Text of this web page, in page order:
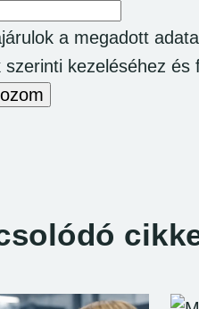
címed
a megadott
szerinti kezeléséhez és